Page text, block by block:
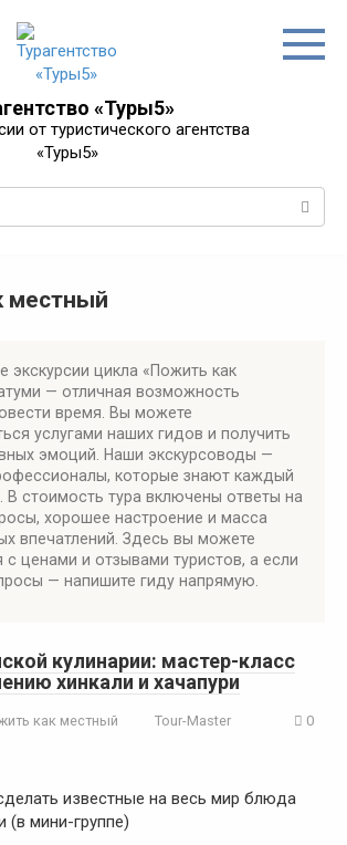
«Туры5»
от туристического агентства
«Туры5»
местный
экскурсии цикла «Пожить как
— отличная возможность
время. Вы можете
услугами наших гидов и получить
эмоций. Наши экскурсоводы —
которые знают каждый
В стоимость тура включены ответы на
хорошее настроение и масса
впечатлений. Здесь вы можете
с ценами и отзывами туристов, а если
— напишите гиду напрямую.
кулинарии: мастер-класс
хинкали и хачапури
как местный Tour-Master 0
известные на весь мир блюда
(в мини-группе)